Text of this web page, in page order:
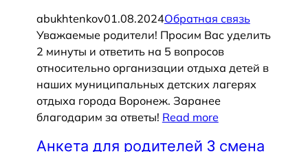
abukhtenkov01.08.2024Обратная связь
Уважаемые родители! Просим Вас уделить
2 минуты и ответить на 5 вопросов
относительно организации отдыха детей в
наших муниципальных детских лагерях
отдыха города Воронеж. Заранее
благодарим за ответы! Read more
Анкета для родителей 3 смена